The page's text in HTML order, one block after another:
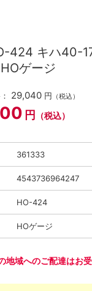
424 キハ40-
ゲージ
29,040 円 （税込）
円 （税込）
361333
4543736964247
HO-424
HOゲージ
地域へのご配達はお